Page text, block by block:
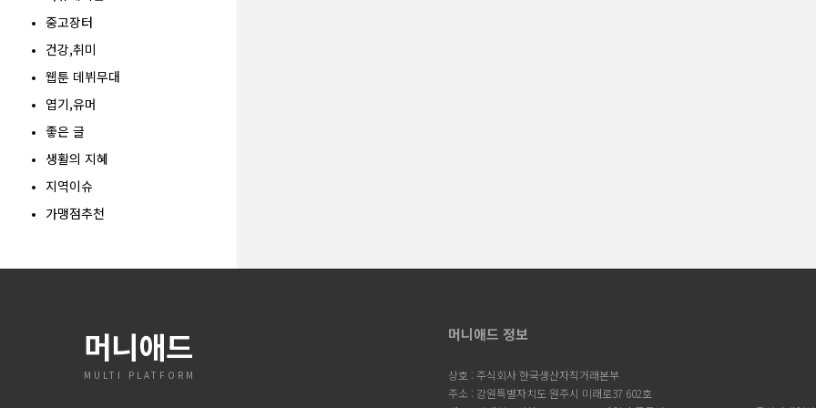
중고장터
건강,취미
웹툰 데뷔무대
엽기,유머
좋은 글
생활의 지혜
지역이슈
가맹점추천
머니애드
MULTI PLATFORM
머니애드 정보
상호 : 주식회사 한국생산자직거래본부
주소 : 강원특별자치도 원주시 미래로37 602호